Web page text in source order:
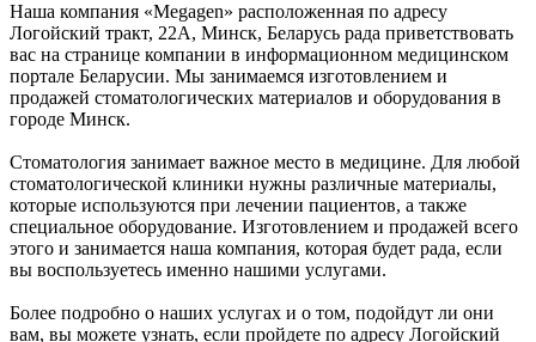
Наша компания «Megagen» расположенная по адресу
Логойский тракт, 22А, Минск, Беларусь рада приветствовать
вас на странице компании в информационном медицинском
портале Беларусии. Мы занимаемся изготовлением и
продажей стоматологических материалов и оборудования в
городе Минск.
Стоматология занимает важное место в медицине. Для любой
стоматологической клиники нужны различные материалы,
которые используются при лечении пациентов, а также
специальное оборудование. Изготовлением и продажей всего
этого и занимается наша компания, которая будет рада, если
вы воспользуетесь именно нашими услугами.
Более подробно о наших услугах и о том, подойдут ли они
вам, вы можете узнать, если пройдете по адресу Логойский